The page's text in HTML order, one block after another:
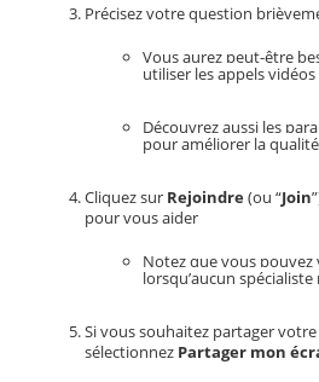
Précisez votre question
Vous aurez peut-être
utiliser les appels
Découvrez aussi les
pour améliorer la
Cliquez sur Rejoindre (ou “Join
pour vous aider
Notez que vous pouvez
lorsqu’aucun
Si vous souhaitez partager
sélectionnez Partager mon